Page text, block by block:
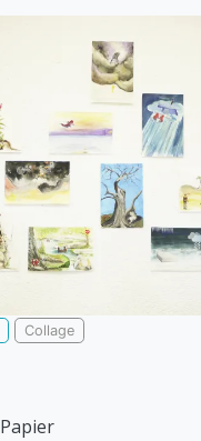
Collage